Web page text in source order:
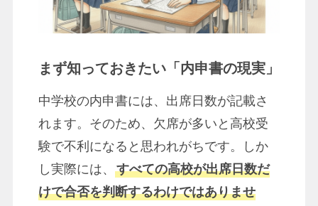
まず知っておきたい「内申書の現実」
中学校の内申書には、出席日数が記載さ
れます。そのため、欠席が多いと高校受
験で不利になると思われがちです。しか
し実際には、 すべての高校が出席日数だ
けで合否を判断するわけではありませ